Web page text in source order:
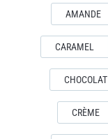
AMANDE
CARAMEL
CHOCOLAT
CRÈME